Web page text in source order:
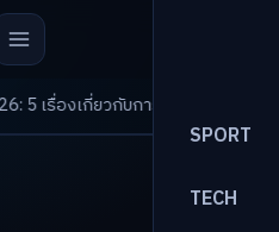
SPORT
TECH
วกับการแพทย์ที่ควรรู้